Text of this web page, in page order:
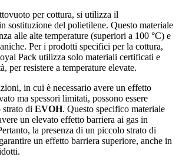
per cottura, si utilizza il
sostituzione del polietilene. Questo materiale
alle alte temperature (superiori a 100 °C) e
Per i prodotti specifici per la cottura,
Pack utilizza solo materiali certificati e
per resistere a temperature elevate.
in cui è necessario avere un effetto
ma spessori limitati, possono essere
di EVOH. Questo specifico materiale
un elevato effetto barriera ai gas in
la presenza di un piccolo strato di
un effetto barriera superiore, anche in